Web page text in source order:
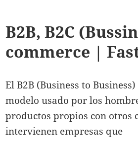
B2B, B2C
commerce |
El B2B (Business to
modelo usado por los
productos propios con otros
intervienen empresas que